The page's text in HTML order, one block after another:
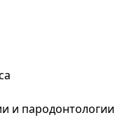
и пародонтологии